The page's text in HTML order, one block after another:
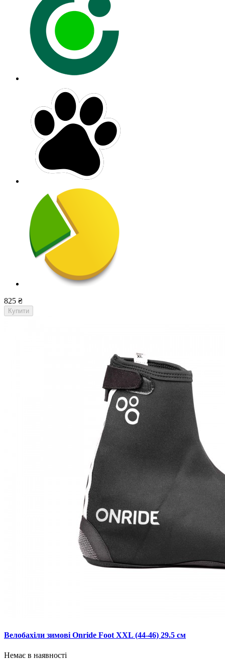
825 ₴
Купити
Велобахіли зимові Onride Foot XXL (44-46) 29.5 см
Немає в наявності